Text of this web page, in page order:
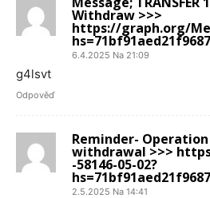
Withdraw >>>
https://graph.org/
6.4.2025 Na 21:09
g4lsvt
Odpověď
Reminder- Operation
withdrawal >>>
-58146-05-02?
2.5.2025 Na 14:41